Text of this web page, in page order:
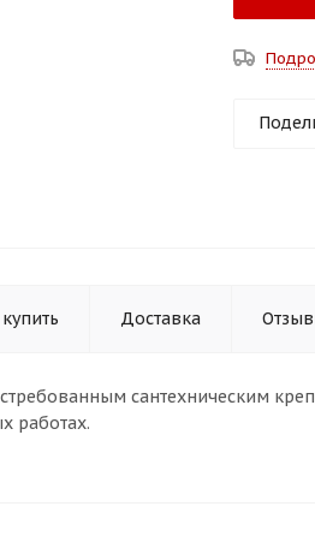
Доставка
сантехническим
работах.